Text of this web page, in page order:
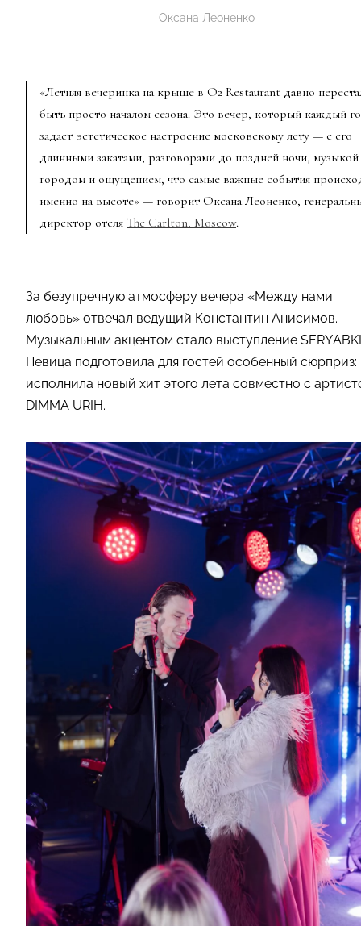
Оксана Леоненко
«Летняя вечеринка на крыше в O2 Restaurant давно
быть просто началом сезона. Это вечер, который каждый
задает эстетическое настроение московскому лету — с его
длинными закатами, разговорами до поздней ночи,
городом и ощущением, что самые важные события
именно на высоте» — говорит Оксана Леоненко,
директор отеля The Carlton, Moscow.
За безупречную атмосферу вечера «Между нами
любовь» отвечал ведущий Константин Анисимов.
Музыкальным акцентом стало выступление
Певица подготовила для гостей особенный сюрприз:
исполнила новый хит этого лета совместно с
DIMMA URIH.